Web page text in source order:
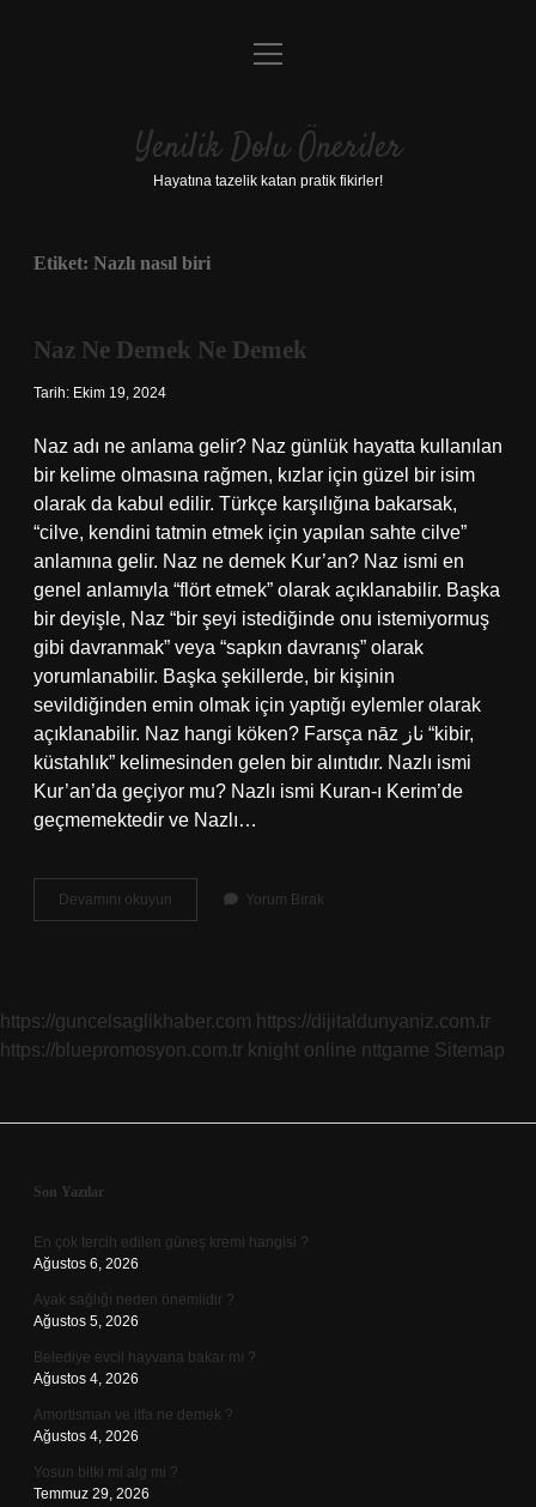
Anasayfa
Yasal Uyarı
menüyü
Yenilik Dolu Öneriler
Hayatına tazelik katan pratik fikirler!
Etiket: Nazlı nasıl biri
Naz Ne Demek Ne Demek
Tarih: Ekim 19, 2024
Naz adı ne anlama gelir? Naz günlük hayatta kullanılan
bir kelime olmasına rağmen, kızlar için güzel bir isim
olarak da kabul edilir. Türkçe karşılığına bakarsak,
“cilve, kendini tatmin etmek için yapılan sahte cilve”
anlamına gelir. Naz ne demek Kur’an? Naz ismi en
genel anlamıyla “flört etmek” olarak açıklanabilir. Başka
bir deyişle, Naz “bir şeyi istediğinde onu istemiyormuş
gibi davranmak” veya “sapkın davranış” olarak
yorumlanabilir. Başka şekillerde, bir kişinin
sevildiğinden emin olmak için yaptığı eylemler olarak
açıklanabilir. Naz hangi köken? Farsça nāz ناز “kibir,
küstahlık” kelimesinden gelen bir alıntıdır. Nazlı ismi
Kur’an’da geçiyor mu? Nazlı ismi Kuran-ı Kerim’de
geçmemektedir ve Nazlı…
Devamını okuyun
Ne
Yorum Bırak
https://guncelsaglikhaber.com https://dijitaldunyaniz.com.tr
https://bluepromosyon.com.tr knight online nttgame Sitemap
Sidebar
Son Yazılar
En çok tercih edilen güneş kremi hangisi ?
Ağustos 6, 2026
Ayak sağlığı neden önemlidir ?
Ağustos 5, 2026
Belediye evcil hayvana bakar mı ?
Ağustos 4, 2026
Amortisman ve itfa ne demek ?
Ağustos 4, 2026
Yosun bitki mi alg mi ?
Temmuz 29, 2026